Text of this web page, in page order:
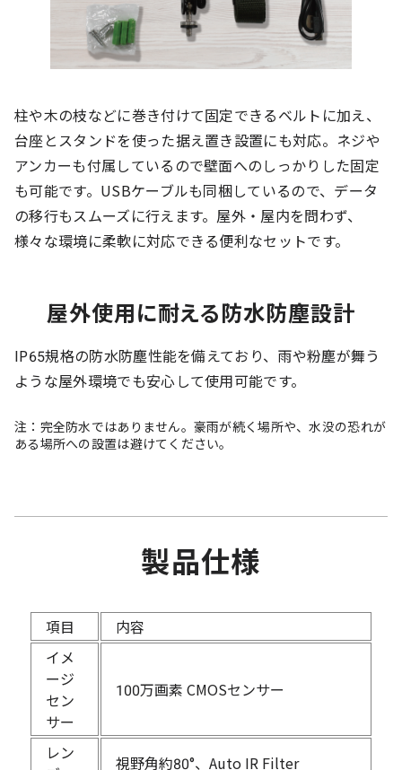
柱や木の枝などに巻き付けて固定できるベルトに加え、
台座とスタンドを使った据え置き設置にも対応。ネジや
アンカーも付属しているので壁面へのしっかりした固定
も可能です。USBケーブルも同梱しているので、データ
の移行もスムーズに行えます。屋外・屋内を問わず、
様々な環境に柔軟に対応できる便利なセットです。
屋外使用に耐える防水防塵設計
IP65規格の防水防塵性能を備えており、雨や粉塵が舞う
ような屋外環境でも安心して使用可能です。
注：完全防水ではありません。豪雨が続く場所や、水没の恐れが
ある場所への設置は避けてください。
製品仕様
項目
内容
イメ
ージ
セン
サー
100万画素 CMOSセンサー
レン
視野角約80°、Auto IR Filter